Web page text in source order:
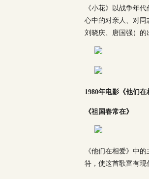
《小花》以战争年
心中的对亲人、对同
刘晓庆、唐国强）的
1980年电影《他们在
《祖国春常在》
《他们在相爱》中
符，使这首歌富有现